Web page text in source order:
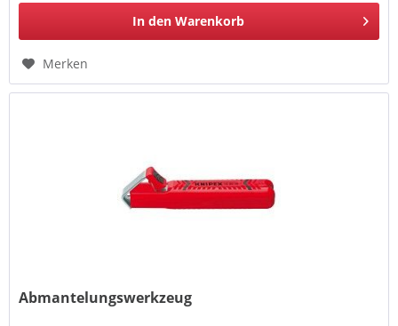
In den Warenkorb
Merken
Abmantelungswerkzeug